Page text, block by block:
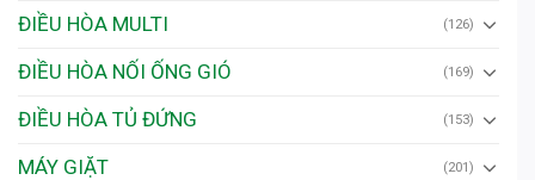
ĐIỀU HÒA MULTI (126)
ĐIỀU HÒA NỐI ỐNG GIÓ (169)
ĐIỀU HÒA TỦ ĐỨNG (153)
MÁY GIẶT (201)